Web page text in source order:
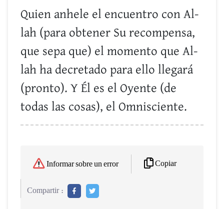
Quien anhele el encuentro con Al-
lah (para obtener Su recompensa,
que sepa que) el momento que Al-
lah ha decretado para ello llegará
(pronto). Y Él es el Oyente (de
todas las cosas), el Omnisciente.
Informar sobre un error Copiar
Compartir :